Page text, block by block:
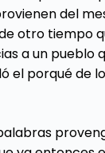
del
otro tiempo
a un pueblo
el porqué de